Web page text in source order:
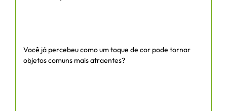
Você já percebeu como um toque de cor pode tornar
objetos comuns mais atraentes?